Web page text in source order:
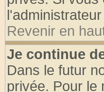
Revenir en
Je continue
Dans le futur
privée. Pour le